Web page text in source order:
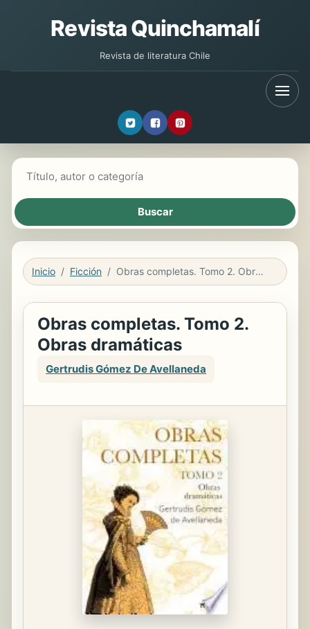
Revista Quinchamalí
Revista de literatura Chile
Inicio Ficción Obras completas. Tomo 2. Obras dramáticas
Obras completas. Tomo 2.
Obras dramáticas
Gertrudis Gómez De Avellaneda